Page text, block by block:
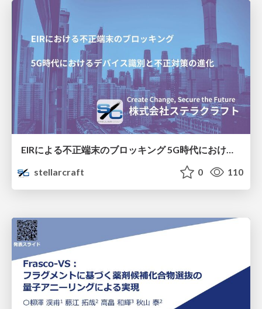
EIRによる不正端末のブロッキング 5G時代におけるデバイス識別と不正対策の進化
stellarcraft
0 110